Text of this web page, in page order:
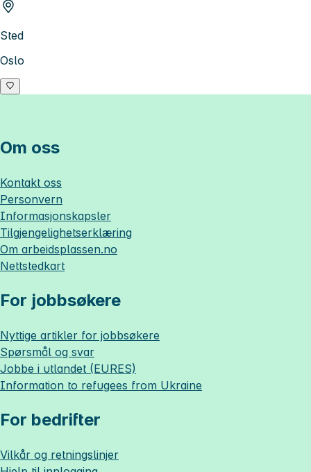
Sted
Oslo
Om oss
Kontakt oss
Personvern
Informasjonskapsler
Tilgjengelighetserklæring
Om arbeidsplassen.no
Nettstedkart
For jobbsøkere
Nyttige artikler for jobbsøkere
Spørsmål og svar
Jobbe i utlandet (EURES)
Information to refugees from Ukraine
For bedrifter
Vilkår og retningslinjer